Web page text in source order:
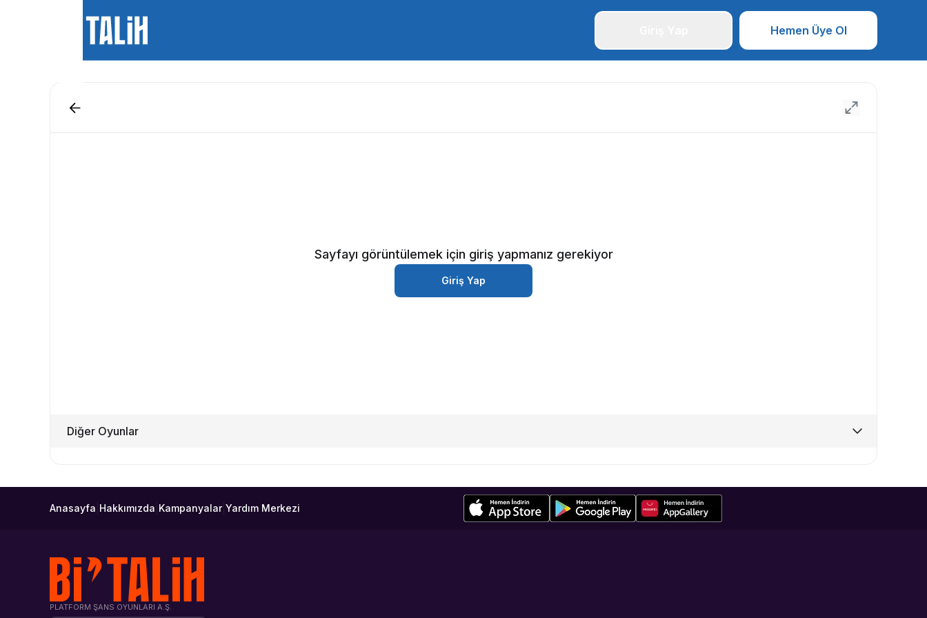
Hemen Üye Ol
Sayfayı görüntülemek için giriş yapmanız gerekiyor
Giriş Yap
Diğer Oyunlar
Anasayfa Hakkımızda Kampanyalar| Yardım Merkezi
PLATFORM ŞANS OYUNLARI A.Ş.